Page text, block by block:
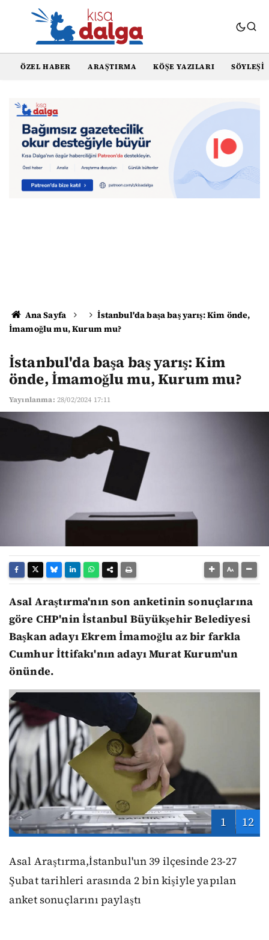
ÖZEL HABER ARAŞTIRMA KÖŞE YAZILARI SÖYLEŞI
Ana Sayfa
İstanbul'da başa baş yarış: Kim önde,
İmamoğlu mu, Kurum mu?
İstanbul'da başa baş yarış: Kim
önde, İmamoğlu mu, Kurum mu?
Yayınlanma: 28/02/2024 17:11
Asal Araştırma'nın son anketinin sonuçlarına
göre CHP'nin İstanbul Büyükşehir Belediyesi
Başkan adayı Ekrem İmamoğlu az bir farkla
Cumhur İttifakı'nın adayı Murat Kurum'un
önünde.
1 12
Asal Araştırma,İstanbul'un 39 ilçesinde 23-27
Şubat tarihleri arasında 2 bin kişiyle yapılan
anket sonuçlarını paylaştı